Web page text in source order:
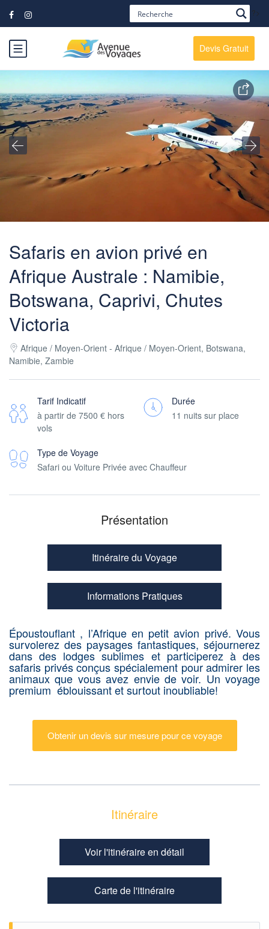
?>
Devis Gratuit
Safaris en avion privé en
Afrique Australe : Namibie,
Botswana, Caprivi, Chutes
Victoria
Afrique / Moyen-Orient - Afrique / Moyen-Orient, Botswana,
Namibie, Zambie
Tarif Indicatif
à partir de 7500 € hors
vols
Durée
11 nuits sur place
Type de Voyage
Safari ou Voiture Privée avec Chauffeur
Présentation
Itinéraire du Voyage
Informations Pratiques
Époustouflant , l’Afrique en petit avion privé. Vous
survolerez des paysages fantastiques, séjournerez
dans des lodges sublimes et participerez à des
safaris privés conçus spécialement pour admirer les
animaux que vous avez envie de voir. Un voyage
premium éblouissant et surtout inoubliable!
Obtenir un devis sur mesure pour ce voyage
Itinéraire
Voir l'itinéraire en détail
Carte de l'itinéraire